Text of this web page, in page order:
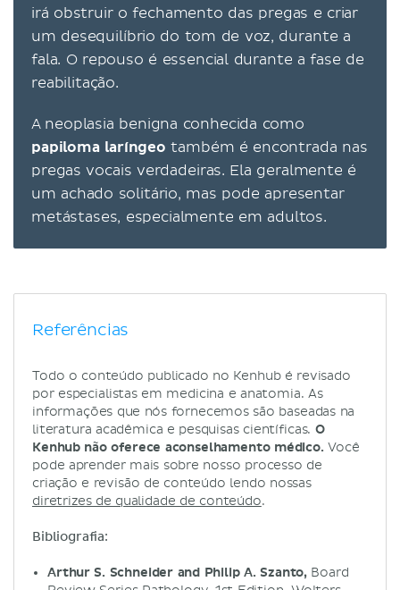
irá obstruir o fechamento das pregas e criar
um desequilíbrio do tom de voz, durante a
fala. O repouso é essencial durante a fase de
reabilitação.
A neoplasia benigna conhecida como
papiloma laríngeo também é encontrada nas
pregas vocais verdadeiras. Ela geralmente é
um achado solitário, mas pode apresentar
metástases, especialmente em adultos.
Referências
Todo o conteúdo publicado no Kenhub é revisado
por especialistas em medicina e anatomia. As
informações que nós fornecemos são baseadas na
literatura acadêmica e pesquisas científicas. O
Kenhub não oferece aconselhamento médico. Você
pode aprender mais sobre nosso processo de
criação e revisão de conteúdo lendo nossas
diretrizes de qualidade de conteúdo.
Bibliografia:
Arthur S. Schneider and Philip A. Szanto, Board